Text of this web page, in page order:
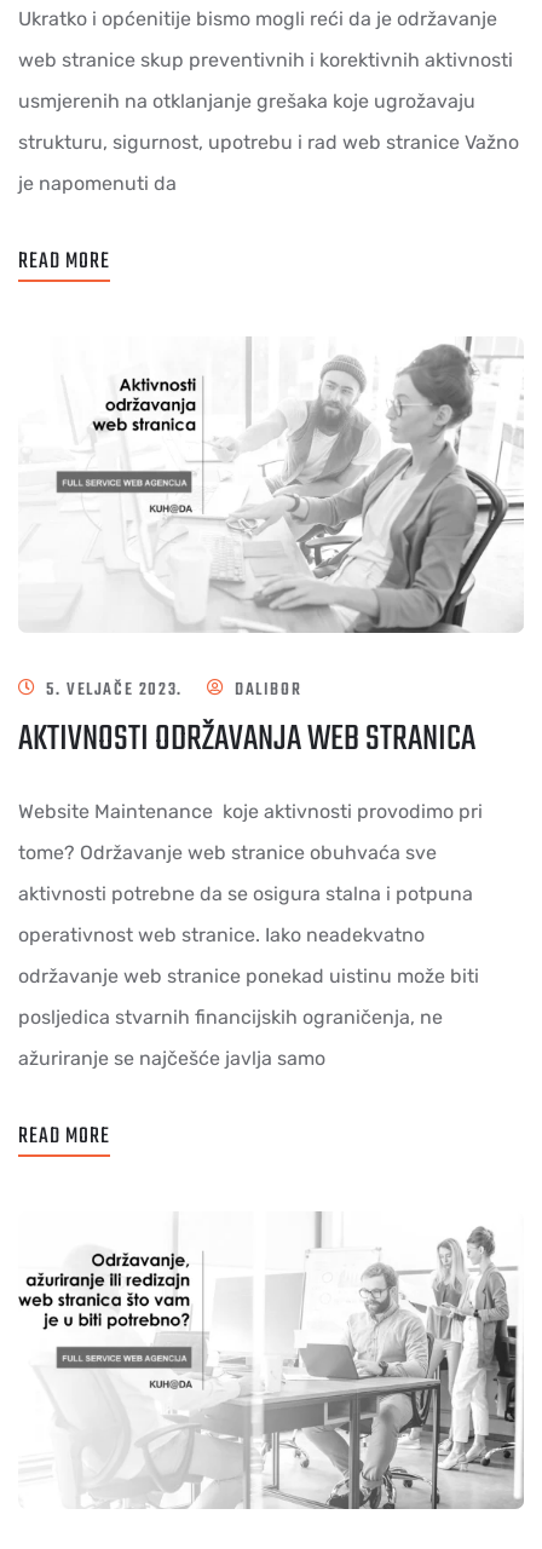
Ukratko i općenitije bismo mogli reći da je održavanje
web stranice skup preventivnih i korektivnih aktivnosti
usmjerenih na otklanjanje grešaka koje ugrožavaju
strukturu, sigurnost, upotrebu i rad web stranice Važno
je napomenuti da
READ MORE
5. VELJAČE 2023. DALIBOR
AKTIVNOSTI ODRŽAVANJA WEB STRANICA
Website Maintenance koje aktivnosti provodimo pri
tome? Održavanje web stranice obuhvaća sve
aktivnosti potrebne da se osigura stalna i potpuna
operativnost web stranice. Iako neadekvatno
održavanje web stranice ponekad uistinu može biti
posljedica stvarnih financijskih ograničenja, ne
ažuriranje se najčešće javlja samo
READ MORE